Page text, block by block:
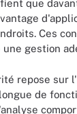
que
Ces
une gestion
repose sur
de